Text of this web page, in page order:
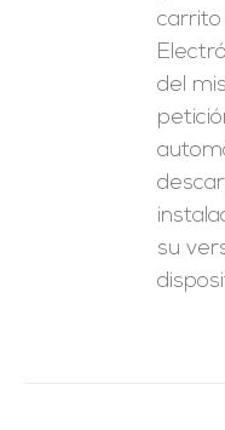
carrito
del
su